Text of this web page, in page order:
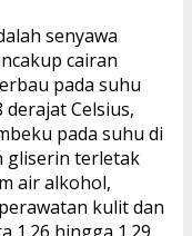
senyawa
cairan
pada suhu
Celsius,
pada suhu di
gliserin terletak
air alkohol,
kulit dan